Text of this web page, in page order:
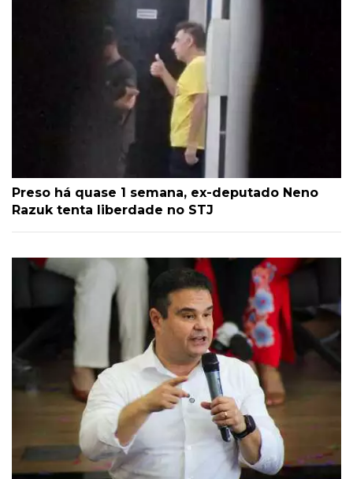
Preso há quase 1 semana, ex-deputado Neno
Razuk tenta liberdade no STJ